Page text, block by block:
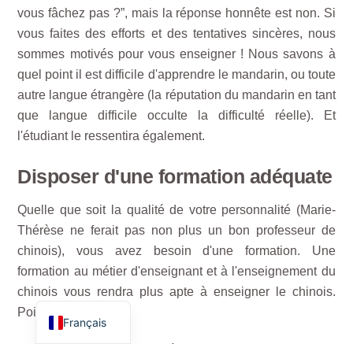
vous fâchez pas ?”, mais la réponse honnête est non. Si
vous faites des efforts et des tentatives sincères, nous
sommes motivés pour vous enseigner ! Nous savons à
quel point il est difficile d'apprendre le mandarin, ou toute
autre langue étrangère (la réputation du mandarin en tant
que langue difficile occulte la difficulté réelle). Et
l'étudiant le ressentira également.
Disposer d'une formation adéquate
Quelle que soit la qualité de votre personnalité (Marie-
Thérèse ne ferait pas non plus un bon professeur de
chinois), vous avez besoin d'une formation. Une
formation au métier d'enseignant et à l'enseignement du
chinois vous rendra plus apte à enseigner le chinois.
Point à la ligne.
Français
English
Español
Русский